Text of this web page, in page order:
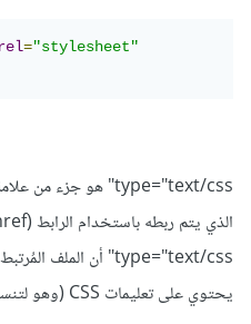
rel="stylesheet"
يحتوي على تعليمات CSS (وهو لتنسيق وتزيين صفحة الويب).